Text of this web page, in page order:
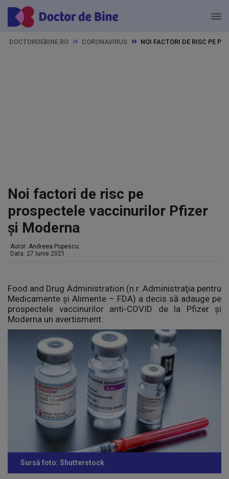
DOCTORDEBINE.RO CORONAVIRUS NOI FACTORI DE RISC PE
Noi factori de risc pe
prospectele vaccinurilor Pfizer
și Moderna
Autor: Andreea Popescu
Data: 27 Iunie 2021
Food and Drug Administration (n.r. Administraţia pentru
Medicamente şi Alimente – FDA) a decis să adauge pe
prospectele vaccinurilor anti-COVID de la Pfizer și
Moderna un avertisment.
Sursă foto: Shutterstock